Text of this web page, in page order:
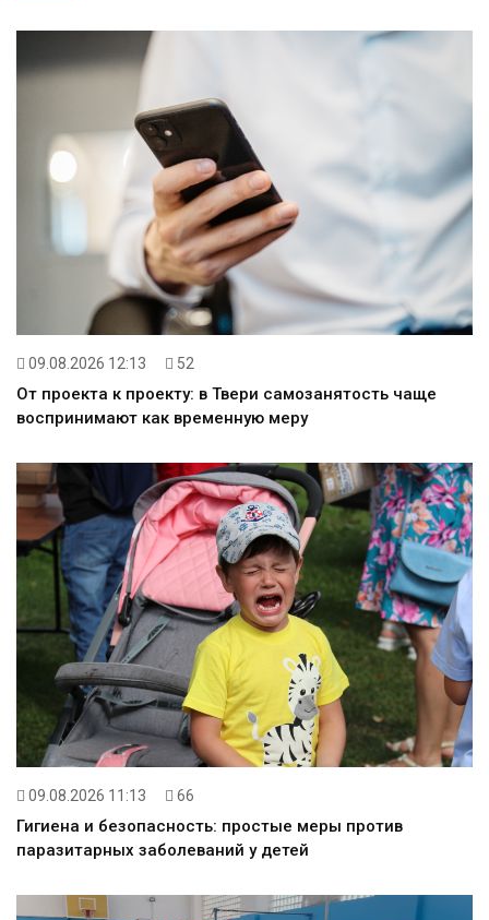
09.08.2026 12:13 52
От проекта к проекту: в Твери самозанятость чаще
воспринимают как временную меру
09.08.2026 11:13 66
Гигиена и безопасность: простые меры против
паразитарных заболеваний у детей